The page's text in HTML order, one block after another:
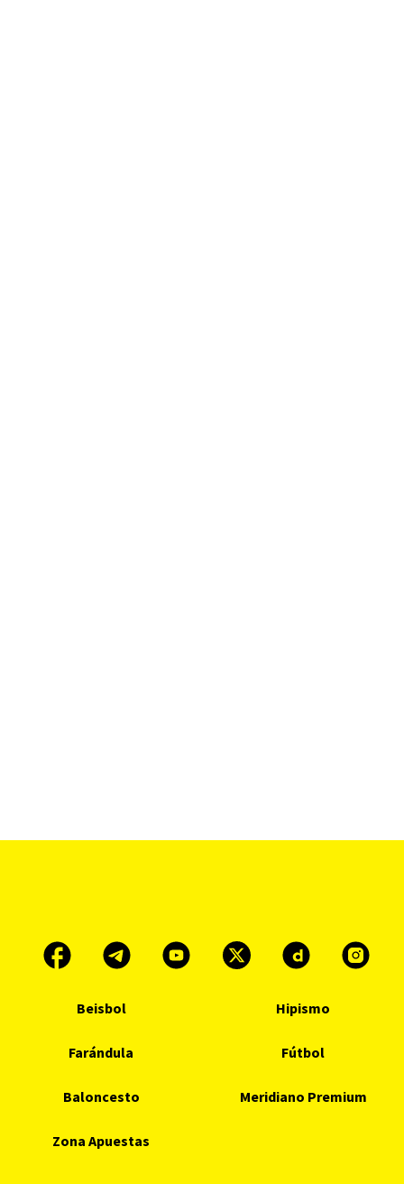
Beisbol Hipismo
Farándula Fútbol
Baloncesto Meridiano Premium
Zona Apuestas